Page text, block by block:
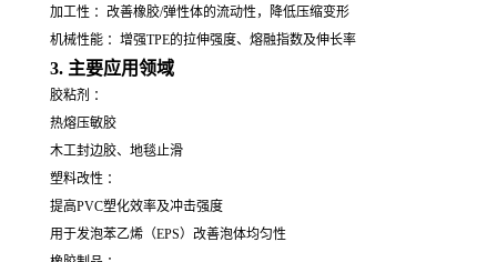
加工性 ：改善橡胶/弹性体的流动性，降低压缩变形
机械性能 ：增强TPE的拉伸强度、熔融指数及伸长率
3. 主要应用领域
胶粘剂 ：
热熔压敏胶
木工封边胶、地毯止滑
塑料改性 ：
提高PVC塑化效率及冲击强度
用于发泡苯乙烯（EPS）改善泡体均匀性